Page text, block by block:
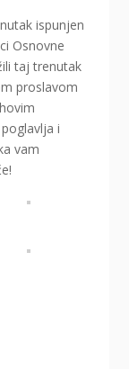
ispunjen
Osnovne
taj trenutak
proslavom
i
vam